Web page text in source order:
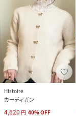
Histoire
カーディガン
4,620 円 40%OFF